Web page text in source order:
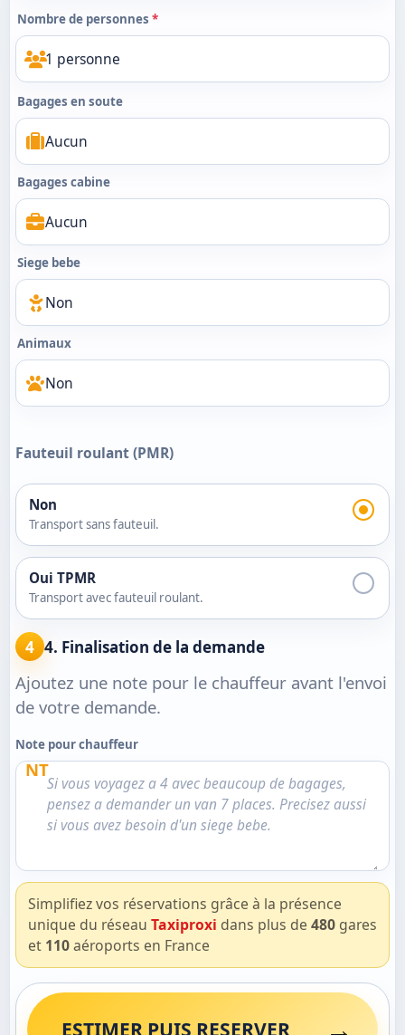
Nombre de personnes *
Bagages en soute
Bagages cabine
Siege bebe
Animaux
Fauteuil roulant (PMR)
Non
Transport sans fauteuil.
Oui TPMR
Transport avec fauteuil roulant.
4 4. Finalisation de la demande
Ajoutez une note pour le chauffeur avant l'envoi
de votre demande.
Note pour chauffeur
NT
Simplifiez vos réservations grâce à la présence
unique du réseau Taxiproxi dans plus de 480 gares
et 110aéroports en France
ESTIMER PUIS RESERVER